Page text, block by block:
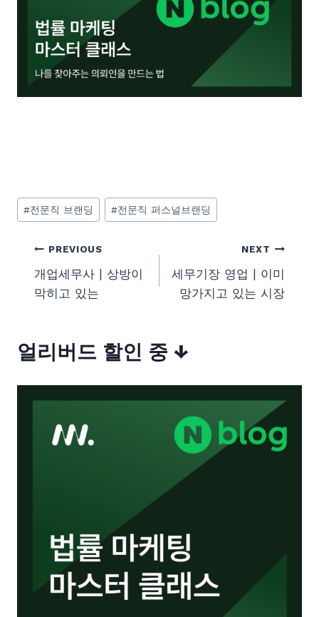
Post
Tags:
#전문직 브랜딩 #전문직 퍼스널브랜딩
글
내
게
션
PREVIOUS
개업세무사 | 상방이
막히고 있는
NEXT
세무기장 영업 | 이미
망가지고 있는 시장
얼리버드 할인 중 ↓